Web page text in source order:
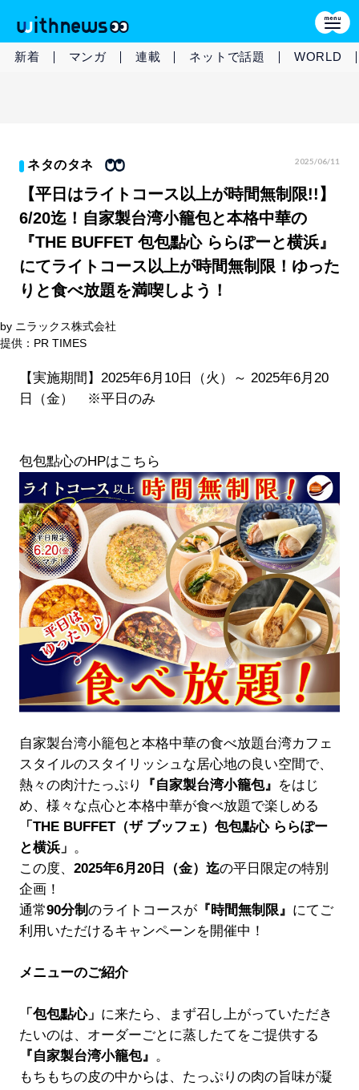
新着 マンガ 連載 ネットで話題 WORLD
ネタのタネ 2025/06/11
【平日はライトコース以上が時間無制限!!】
6/20迄！自家製台湾小籠包と本格中華の
『THE BUFFET 包包點心 ららぽーと横浜』
にてライトコース以上が時間無制限！ゆった
りと食べ放題を満喫しよう！
by ニラックス株式会社
提供：PR TIMES
【実施期間】2025年6月10日（火）～ 2025年6月20
日（金） ※平日のみ
包包點心のHPはこちら
自家製台湾小籠包と本格中華の食べ放題台湾カフェ
スタイルのスタイリッシュな居心地の良い空間で、
熱々の肉汁たっぷり
『自家製台湾小籠包』 をはじ
め、様々な点心と本格中華が食べ放題で楽しめる
「THE BUFFET（ザ ブッフェ）包包點心 ららぽー
と横浜」 。
この度、 2025年6月20日（金）迄の平日限定の特別
企画！
通常90分制 のライトコースが『時間無制限』 にてご
利用いただけるキャンペーンを開催中！
メニューのご紹介
「包包點心」 に来たら、まず召し上がっていただき
たいのは、オーダーごとに蒸したてをご提供する
『自家製台湾小籠包』 。
もちもちの皮の中からは、たっぷりの肉の旨味が凝